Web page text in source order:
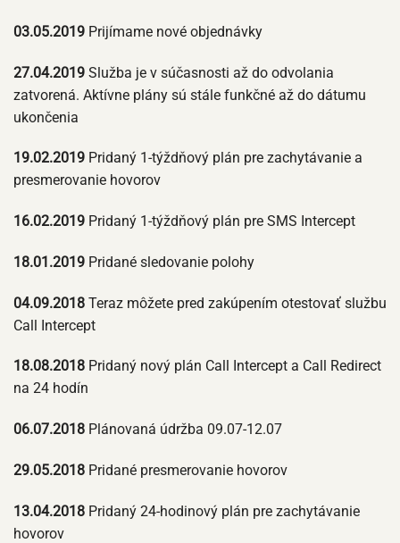
03.05.2019 Prijímame nové objednávky
27.04.2019 Služba je v súčasnosti až do odvolania
zatvorená. Aktívne plány sú stále funkčné až do dátumu
ukončenia
19.02.2019 Pridaný 1-týždňový plán pre zachytávanie a
presmerovanie hovorov
16.02.2019 Pridaný 1-týždňový plán pre SMS Intercept
18.01.2019 Pridané sledovanie polohy
04.09.2018 Teraz môžete pred zakúpením otestovať službu
Call Intercept
18.08.2018 Pridaný nový plán Call Intercept a Call Redirect
na 24 hodín
06.07.2018 Plánovaná údržba 09.07-12.07
29.05.2018 Pridané presmerovanie hovorov
13.04.2018 Pridaný 24-hodinový plán pre zachytávanie
hovorov